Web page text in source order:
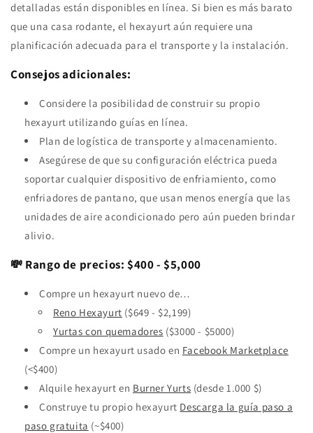
detalladas están disponibles en línea. Si bien es más barato
que una casa rodante, el hexayurt aún requiere una
planificación adecuada para el transporte y la instalación.
Consejos adicionales:
Considere la posibilidad de construir su propio
hexayurt utilizando guías en línea.
Plan de logística de transporte y almacenamiento.
Asegúrese de que su configuración eléctrica pueda
soportar cualquier dispositivo de enfriamiento, como
enfriadores de pantano, que usan menos energía que las
unidades de aire acondicionado pero aún pueden brindar
alivio.
💸 Rango de precios: $400 - $5,000
Compre un hexayurt nuevo de…
Reno Hexayurt ($649 - $2,199)
Yurtas con quemadores ($3000 - $5000)
Compre un hexayurt usado en Facebook Marketplace
(<$400)
Alquile hexayurt en Burner Yurts (desde 1.000 $)
Construye tu propio hexayurt Descarga la guía paso a
paso gratuita (~$400)